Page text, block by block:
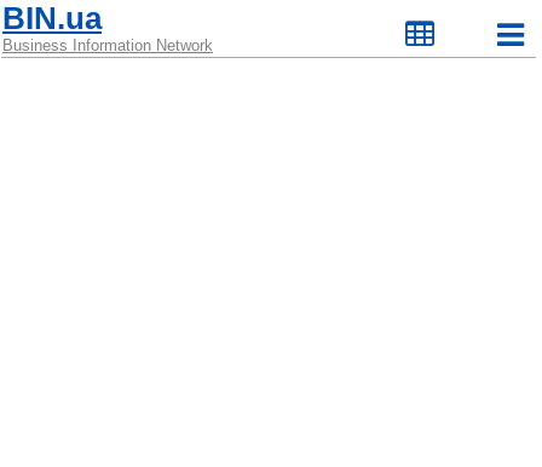
BIN.ua
Business Information Network